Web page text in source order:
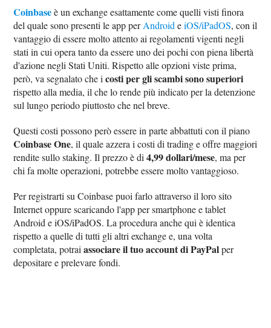
Coinbaseè un exchange esattamente come quelli visti finora
del quale sono presenti le app perAndroid eiOS/iPadOS, con il
vantaggio di essere molto attento ai regolamenti vigenti negli
stati in cui opera tanto da essere uno dei pochi con piena libertà
d'azione negli Stati Uniti. Rispetto alle opzioni viste prima,
però, va segnalato che icosti per gli scambi sono superiori
rispetto alla media, il che lo rende più indicato per la detenzione
sul lungo periodo piuttosto che nel breve.
Questi costi possono però essere in parte abbattuti con il piano
Coinbase One, il quale azzera i costi di trading e offre maggiori
rendite sullo staking. Il prezzo è di4,99 dollari/mese, ma per
chi fa molte operazioni, potrebbe essere molto vantaggioso.
Per registrarti su Coinbase puoi farlo attraverso il loro sito
Internet oppure scaricando l'app per smartphone e tablet
Android e iOS/iPadOS. La procedura anche qui è identica
rispetto a quelle di tutti gli altri exchange e, una volta
completata, potraiassociare il tuo account di PayPalper
depositare e prelevare fondi.